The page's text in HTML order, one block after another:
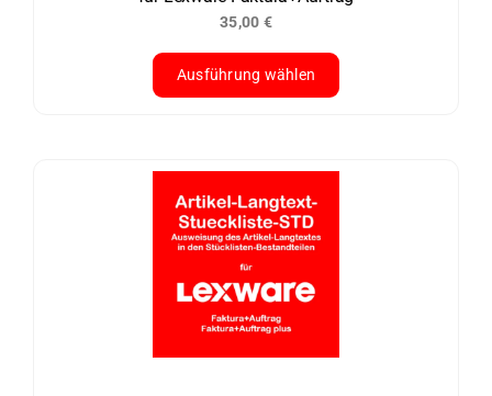
werden
35,00 €
Ausführung wählen
weist
mehrere
Varianten
Die
Optionen